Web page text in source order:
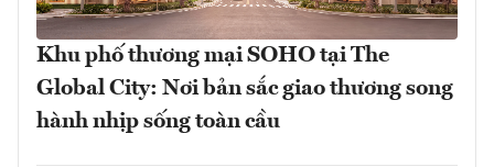
Khu phố thương mại SOHO tại The
Global City: Nơi bản sắc giao thương song
hành nhịp sống toàn cầu